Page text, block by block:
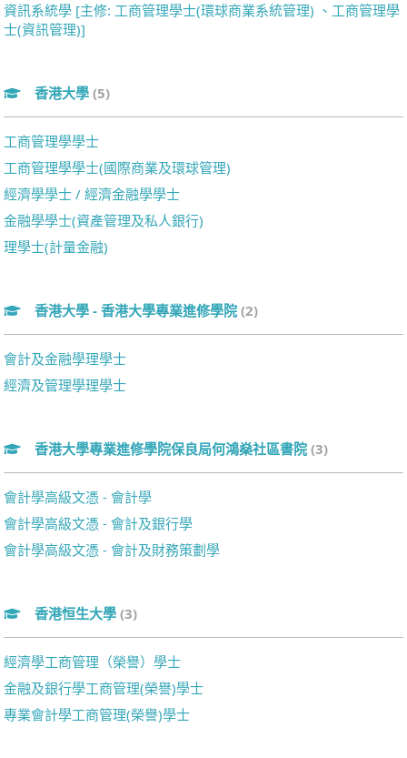
資訊系統學 [主修: 工商管理學士(環球商業系統管理) 、工商管理學
士(資訊管理)]
香港大學 (5)
工商管理學學士
工商管理學學士(國際商業及環球管理)
經濟學學士 / 經濟金融學學士
金融學學士(資產管理及私人銀行)
理學士(計量金融)
香港大學 - 香港大學專業進修學院 (2)
會計及金融學理學士
經濟及管理學理學士
香港大學專業進修學院保良局何鴻燊社區書院 (3)
會計學高級文憑 - 會計學
會計學高級文憑 - 會計及銀行學
會計學高級文憑 - 會計及財務策劃學
香港恒生大學 (3)
經濟學工商管理（榮譽）學士
金融及銀行學工商管理(榮譽)學士
專業會計學工商管理(榮譽)學士